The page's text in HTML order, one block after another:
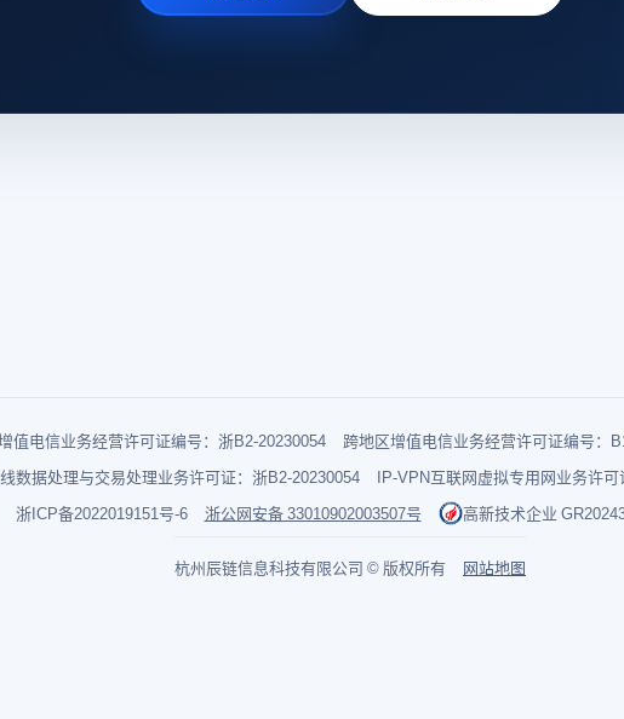
值电信业务经营许可证编号：浙B2-20230054
跨地区增值电信业务经营许可证编号：
数据处理与交易处理业务许可证：浙B2-20230054
IP-VPN互联网虚拟专用网业务许
浙ICP备2022019151号-6
浙公网安备 33010902003507号 高新技术企业
杭州辰链信息科技有限公司 © 版权所有 网站地图